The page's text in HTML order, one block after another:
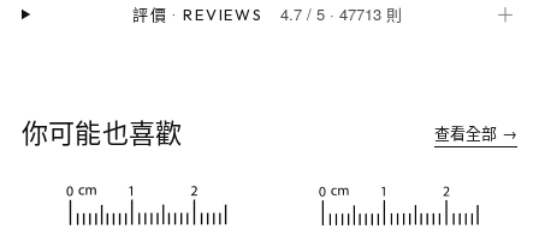
評價 ·REVIEWS 4.7/ 5· 47713 則 ＋
你可能也喜歡 查看全部 →